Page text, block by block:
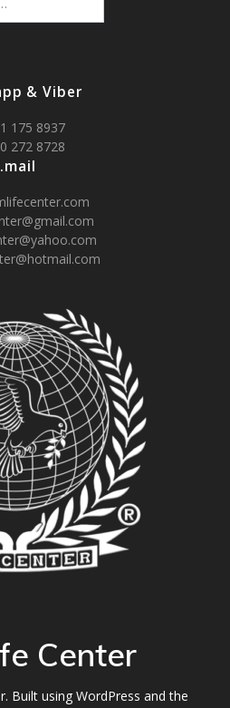
& Viber
175 8937
272 8728
Center
Built using WordPress and the